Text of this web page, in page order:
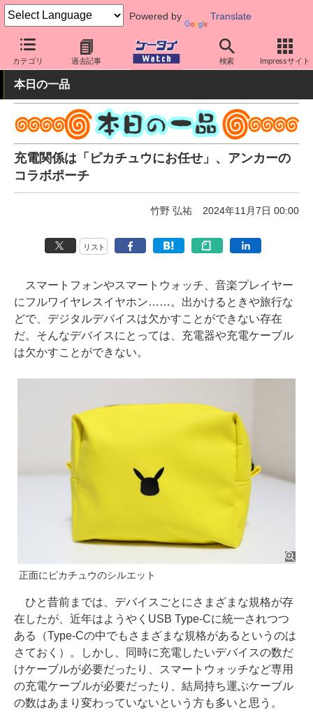
Powered by Translate
カテゴリ 過去記事 検索 Impressサイト
ケータイ Watch 周辺機器/アクセサリー 充電器
本日の一品
充電関係は「ピカチュウにお任せ」、アンカーの
コラボポーチ
竹野 弘祐 2024年11月7日 00:00
リスト
スマートフォンやスマートウォッチ、音楽プレイヤー
にフルワイヤレスイヤホン……。出かけるときや旅行な
どで、デジタルデバイスは欠かすことができない存在
だ。そんなデバイスにとっては、充電器や充電ケーブル
は欠かすことができない。
正面にピカチュウのシルエット
ひと昔前までは、デバイスごとにさまざまな規格が存
在したが、近年はようやくUSB Type-Cに統一されつつ
ある（Type-Cの中でもさまざまな規格があるというのは
さておく）。しかし、同時に充電したいデバイスの数だ
けケーブルが必要だったり、スマートウォッチなど専用
の充電ケーブルが必要だったり、結局持ち運ぶケーブル
の数はあまり変わっていないという方も多いと思う。